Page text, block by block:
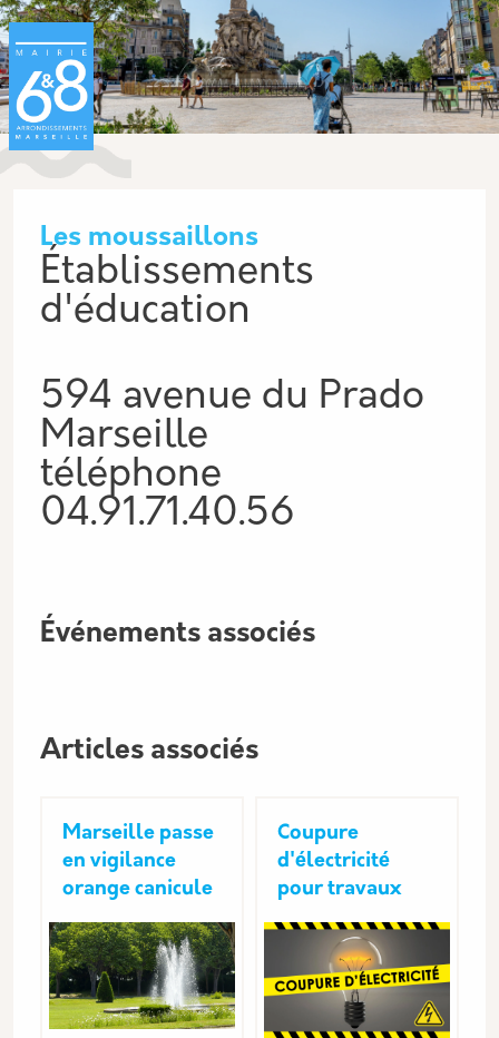
Aller au contenu principal
Les moussaillons
Établissements
d'éducation
594 avenue du Prado
Marseille
téléphone
04.91.71.40.56
Événements associés
Articles associés
Marseille passe
en vigilance
orange canicule
Coupure
d'électricité
pour travaux
Panneau de gestion des cookies